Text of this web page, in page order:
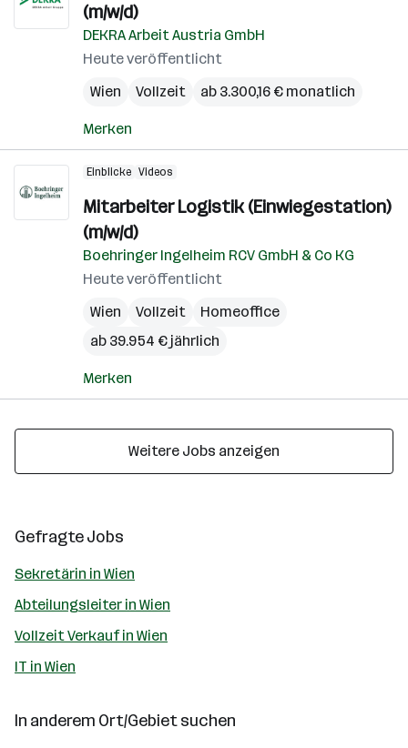
(m/w/d)
DEKRA Arbeit Austria GmbH
Heute veröffentlicht
Wien
Vollzeit ab 3.300,16 € monatlich
Merken
Einblicke Videos
Mitarbeiter Logistik (Einwiegestation)
(m/w/d)
Boehringer Ingelheim RCV GmbH & Co KG
Heute veröffentlicht
Wien
Vollzeit
Homeoffice
ab 39.954 € jährlich
Merken
Weitere Jobs anzeigen
Gefragte Jobs
Sekretärin in Wien
Abteilungsleiter in Wien
Vollzeit Verkauf in Wien
IT in Wien
In anderem Ort/Gebiet suchen